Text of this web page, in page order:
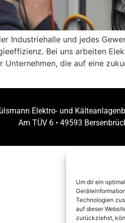
Um dir ein
Technologien
auf dieser
zurückziehst,
Industriehalle und jedes
Bei uns arbeiten
die auf eine
Elektro- und
Am TÜV 6 • 49593